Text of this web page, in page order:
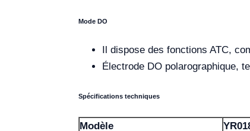
Mode DO
Il dispose des fonctions ATC,
Électrode DO polarographique,
Spécifications techniques
Modèle